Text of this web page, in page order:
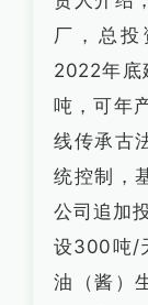
厂，总
2022年底
吨，可年
线传承古
统控制，
公司追加
设300吨/
油（酱）